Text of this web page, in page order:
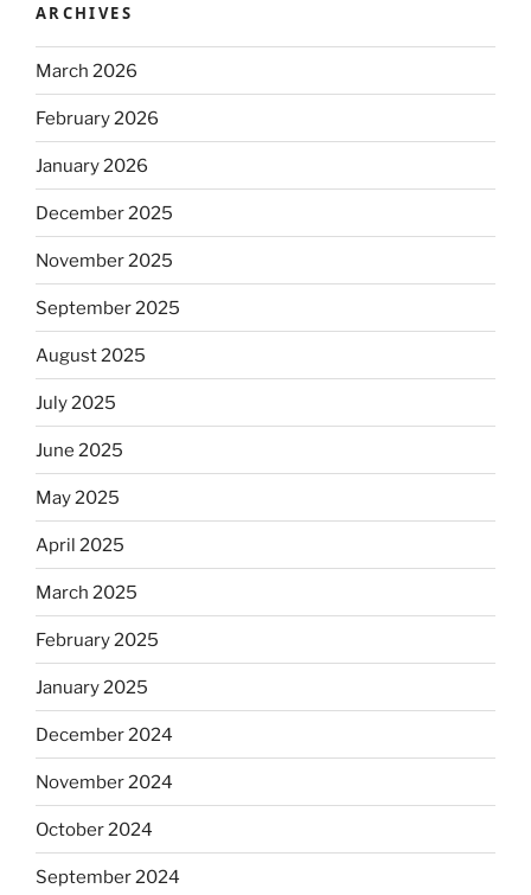
ARCHIVES
March 2026
February 2026
January 2026
December 2025
November 2025
September 2025
August 2025
July 2025
June 2025
May 2025
April 2025
March 2025
February 2025
January 2025
December 2024
November 2024
October 2024
September 2024